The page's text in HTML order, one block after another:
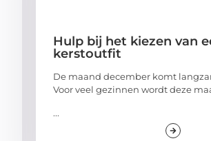
Hulp bij het kiezen van
kerstoutfit
De maand december komt
Voor veel gezinnen wordt deze
...